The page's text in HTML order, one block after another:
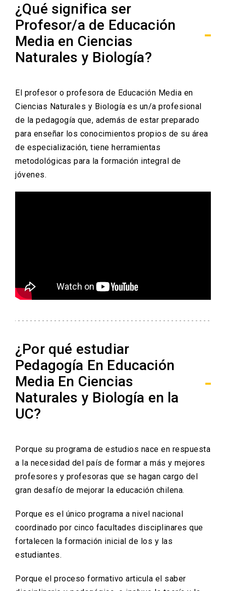
¿Qué significa ser
Profesor/a de Educación
Media en Ciencias
Naturales y Biología?
El profesor o profesora de Educación Media en
Ciencias Naturales y Biología es un/a profesional
de la pedagogía que, además de estar preparado
para enseñar los conocimientos propios de su área
de especialización, tiene herramientas
metodológicas para la formación integral de
jóvenes.
¿Por qué estudiar
Pedagogía En Educación
Media En Ciencias
Naturales y Biología en la
UC?
Porque su programa de estudios nace en respuesta
a la necesidad del país de formar a más y mejores
profesores y profesoras que se hagan cargo del
gran desafío de mejorar la educación chilena.
Porque es el único programa a nivel nacional
coordinado por cinco facultades disciplinares que
fortalecen la formación inicial de los y las
estudiantes.
Porque el proceso formativo articula el saber